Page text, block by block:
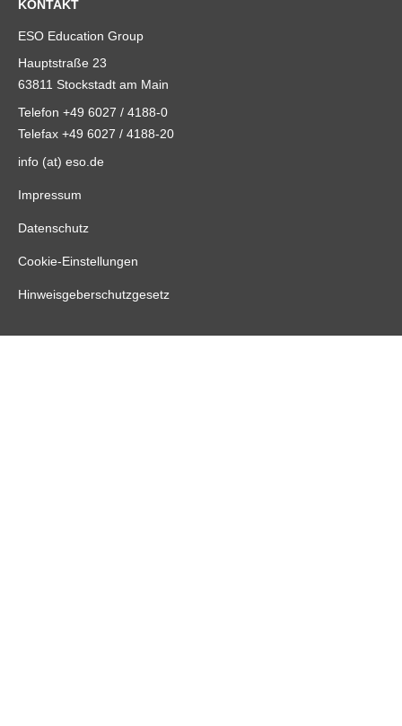
KONTAKT
ESO Education Group
Hauptstraße 23
63811 Stockstadt am Main
Telefon +49 6027 / 4188-0
Telefax +49 6027 / 4188-20
info (at) eso.de
Impressum
Datenschutz
Cookie-Einstellungen
Hinweisgeberschutzgesetz